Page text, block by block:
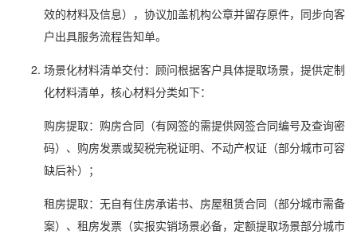
效的材料及信息），协议加盖机构公章并留存原件，同步向客
户出具服务流程告知单。
场景化材料清单交付：顾问根据客户具体提取场景，提供定制
化材料清单，核心材料分类如下：
购房提取：购房合同（有网签的需提供网签合同编号及查询密
码）、购房发票或契税完税证明、不动产权证（部分城市可容
缺后补）；
租房提取：无自有住房承诺书、房屋租赁合同（部分城市需备
案）、租房发票（实报实销场景必备，定额提取场景部分城市